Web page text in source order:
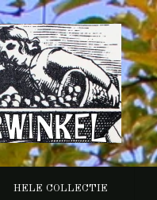
HELE COLLECTIE